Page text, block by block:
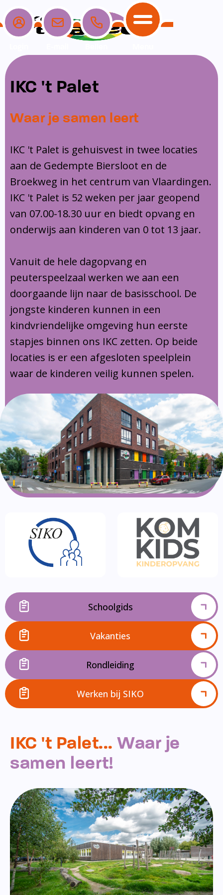
Home
School
Ons team
Schoolgids
Leerlingenzorg
Privacy
Vakanties en lesvrije dagen
Ouders
Ouders
Overblijf
Ouderraad
Medezeggenschapsraad
Klachtenregeling
Opvang
Opvang
Peuterspeelzaal
Buitenschoolse opvang
Communicatie
Communicatie
Contact
IKC 't Palet
Waar je samen leert
IKC 't Palet is gehuisvest in twee locaties
aan de Gedempte Biersloot en de
Broekweg in het centrum van Vlaardingen.
IKC 't Palet is 52 weken per jaar geopend
van 07.00-18.30 uur en biedt opvang en
onderwijs aan kinderen van 0 tot 13 jaar.
Vanuit de hele dagopvang en
peuterspeelzaal werken we aan een
doorgaande lijn naar de basisschool. De
jongste kinderen kunnen in een
kindvriendelijke omgeving hun eerste
stapjes binnen ons IKC zetten. Op beide
locaties is er een afgesloten speelplein
waar de kinderen veilig kunnen spelen.
Schoolgids
Vakanties
Rondleiding
Werken bij SIKO
IKC 't Palet... Waar je
samen leert!